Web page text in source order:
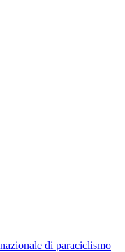
di paraciclismo